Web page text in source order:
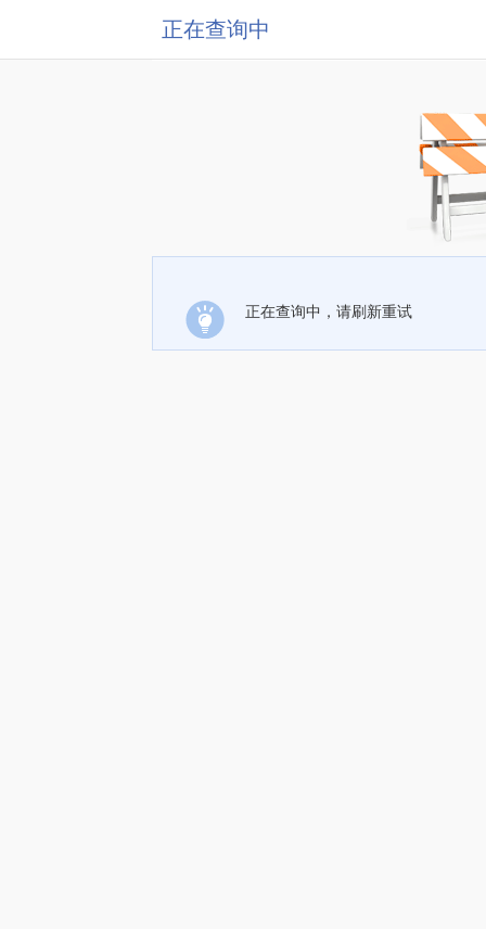
正在查询中
正在查询中，请刷新重试